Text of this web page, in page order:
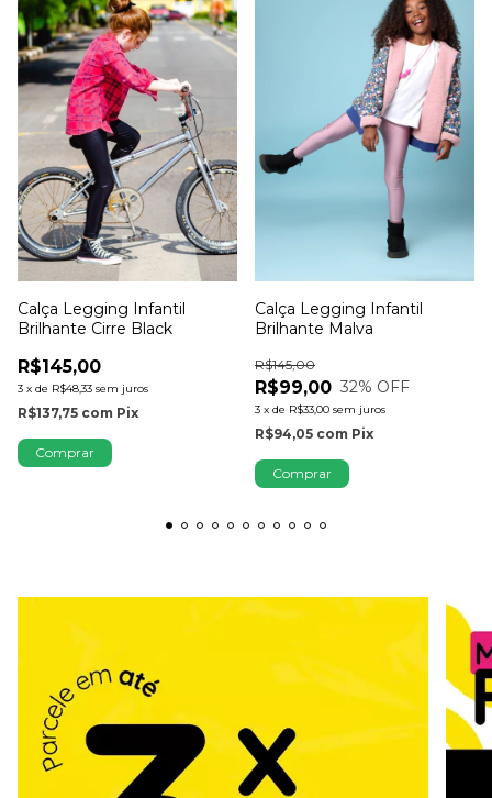
Calça Legging Infantil
Brilhante Cirre Black
R$145,00
3 x de R$48,33 sem juros
R$137,75 com Pix
Comprar
Calça Legging Infantil
Brilhante Malva
R$99,00
R$145,00
32% OFF
3 x de R$33,00 sem juros
R$94,05 com Pix
Comprar